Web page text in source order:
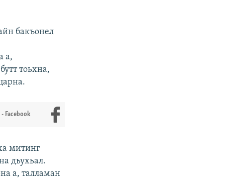
бакъонел
а,
тоьхна,
Facebook
митинг
дьухьал.
а, талламан